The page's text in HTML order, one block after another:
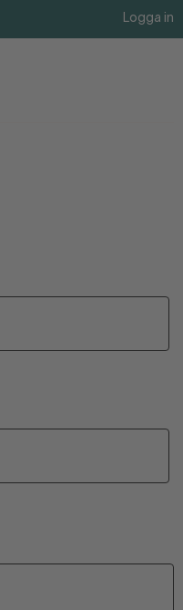
Logga in